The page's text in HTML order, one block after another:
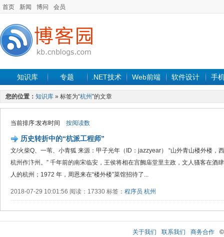
首页 新闻 博问 会员
知识库 专题 .NET技术 Web前端 软件设计 手
您的位置： 知识库 » 标签为“杭州”的文章
当前排序:发布时间 按阅读数
历史转折中的“杭派工程师”
文/火柴Q、一苇、小青狐 来源：甲子光年（ID：jazzyear） “山外青山楼外楼，
杭州作汴州。” 千年前的南宋临安，王侯将相在宫阙庙堂里主政，文人骚客在酒
人的杭州；1972 年，周恩来在“楼外楼”菜馆招待了...
2018-07-29 10:01:56 阅读：17330 标签： 程序员 杭州
关于我们 联系我们 商务合作